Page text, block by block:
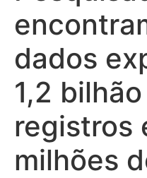
dados
1,2
registros
milhões